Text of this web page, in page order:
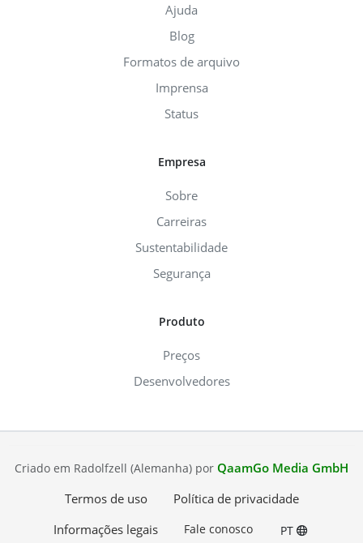
Ajuda
Blog
Formatos de arquivo
Imprensa
Status
Empresa
Sobre
Carreiras
Sustentabilidade
Segurança
Produto
Preços
Desenvolvedores
Criado em Radolfzell (Alemanha) por QaamGo Media GmbH
Termos de uso
Política de privacidade
Informações legais
Fale conosco PT